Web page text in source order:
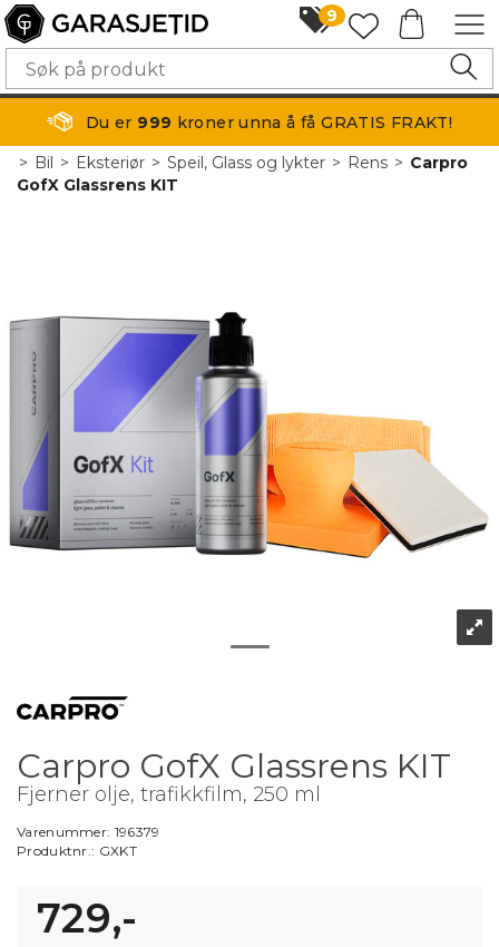
9
Du er 999 kroner unna å få GRATIS FRAKT!
> Bil> Eksteriør>Speil, Glass og lykter> Rens>Carpro
GofX Glassrens KIT
Carpro GofX Glassrens KIT
Fjerner olje, trafikkfilm, 250 ml
Varenummer: 196379
Produktnr.: GXKT
729,-